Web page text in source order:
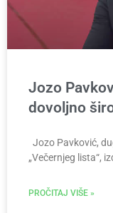
Jozo
dovoljno
Jozo Pavković,
„Večernjeg lista“,
PROČITAJ VIŠE »